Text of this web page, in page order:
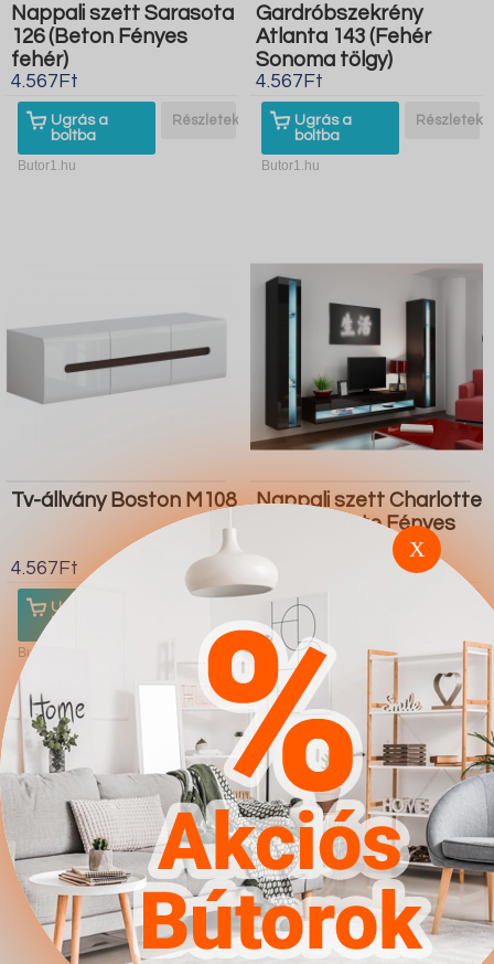
Nappali szett Sarasota
126 (Beton Fényes
fehér)
4.567Ft
Ugrás a
boltba
Részletek
Butor1.hu
Gardróbszekrény
Atlanta 143 (Fehér
Sonoma tölgy)
4.567Ft
Ugrás a
boltba
Részletek
Butor1.hu
Tv-állvány Boston M108
4.567Ft
Ugrás a
boltba
Butor1.hu
Nappali szett Charlotte
A111 (Fekete Fényes
4.567Ft
Ugrás a
boltba
Butor1.hu
X